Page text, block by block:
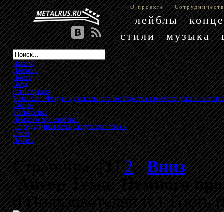
О проекте
лейблы
стили
музыка
Начало
Помощь
Поиск
Вход
Регистрация
MetalRus - Форум музыкального сообщества тяжелого рока и металла
Общее»
Творчество»
Немного про любовь!
« предыдущая тема следующая тема »
Ответ
Печать
Страницы: [1]2
Вниз
АвторТема: Немного
0 Пользователей и 1 Гость